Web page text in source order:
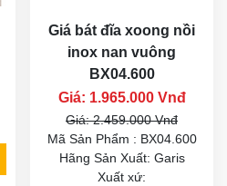
Giá bát đĩa xoong nồi
inox nan vuông
BX04.600
Giá: 1.965.000 Vnđ
Giá: 2.459.000 Vnđ
Mã Sản Phẩm : BX04.600
Hãng Sản Xuất: Garis
Xuất xứ: